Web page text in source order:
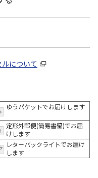
について
ゆうパケットでお届けします
定形外郵便(簡易書留)でお届
けします
レターパックライトでお届け
します